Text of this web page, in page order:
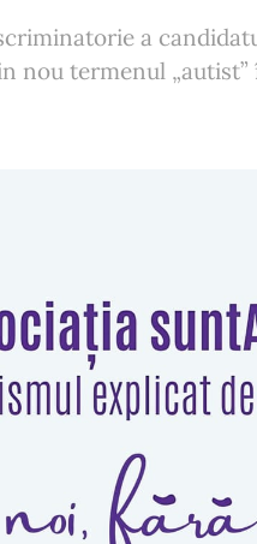
a
nou termenul